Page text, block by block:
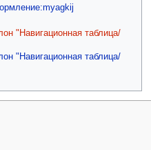
"Навигационная таблица/
"Навигационная таблица/